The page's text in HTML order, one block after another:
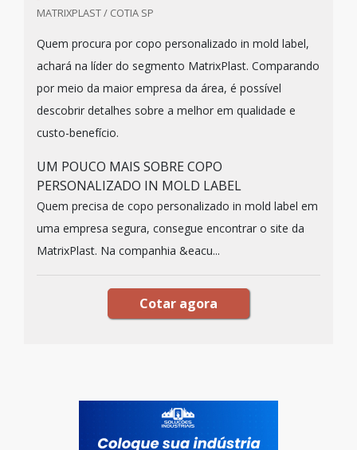
MATRIXPLAST / COTIA SP
Quem procura por copo personalizado in mold label,
achará na líder do segmento MatrixPlast. Comparando
por meio da maior empresa da área, é possível
descobrir detalhes sobre a melhor em qualidade e
custo-benefício.
UM POUCO MAIS SOBRE COPO
PERSONALIZADO IN MOLD LABEL
Quem precisa de copo personalizado in mold label em
uma empresa segura, consegue encontrar o site da
MatrixPlast. Na companhia &eacu...
Cotar agora